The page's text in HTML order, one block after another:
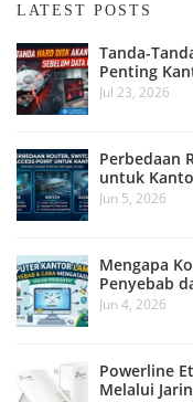
LATEST POSTS
Tanda-
Penting
Jul 23, 2026
Perbedaan
untuk
Jun 5, 2026
Mengapa
Penyebab
Jun 4, 2026
Powerline
Melalui